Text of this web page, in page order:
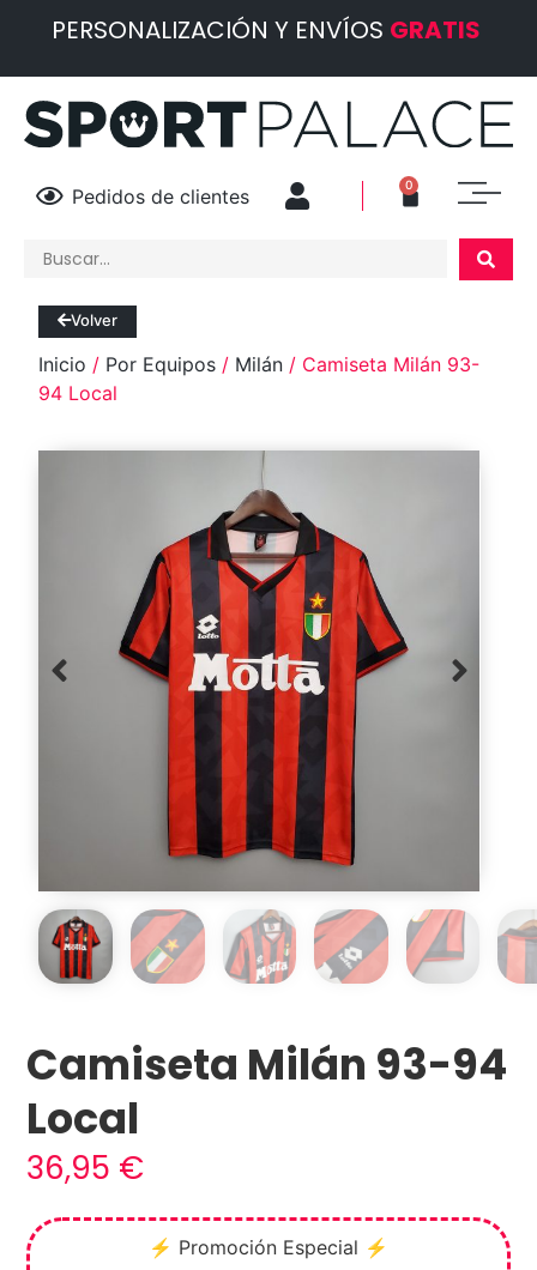
PERSONALIZACIÓN Y ENVÍOS GRATIS
Pedidos de clientes 0
Camiseta Milán 93-94
Local
36,95 €
⚡ Promoción Especial ⚡
Volver
Inicio / Por Equipos / Milán / Camiseta Milán 93-
94 Local